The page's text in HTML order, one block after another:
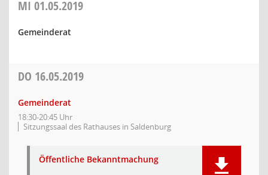
MI 01.05.2019
Gemeinderat
DO 16.05.2019
Gemeinderat
18:30-20:45 Uhr
Sitzungssaal des Rathauses in Saldenburg
Öffentliche Bekanntmachung